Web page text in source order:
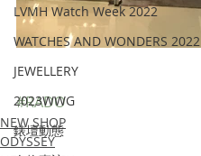
LVMH Watch Week 2022
WATCHES AND WONDERS 2022
JEWELLERY
2023WWG
錶壇動態
#RADO
NEW SHOP
ODYSSEY